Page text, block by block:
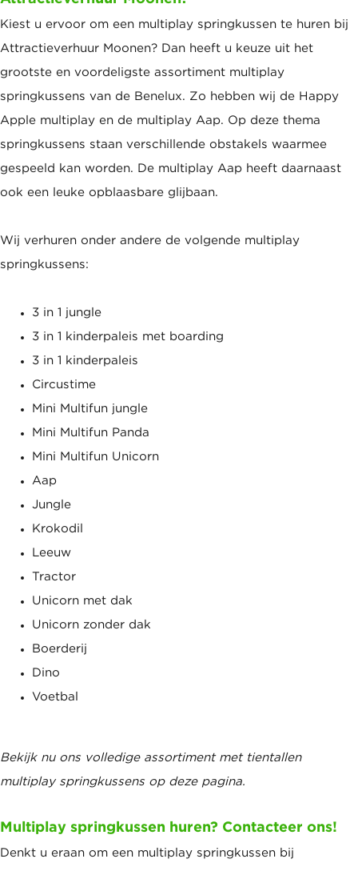
Kiest u ervoor om een multiplay springkussen te huren bij
Attractieverhuur Moonen? Dan heeft u keuze uit het
grootste en voordeligste assortiment multiplay
springkussens van de Benelux. Zo hebben wij de Happy
Apple multiplay en de multiplay Aap. Op deze thema
springkussens staan verschillende obstakels waarmee
gespeeld kan worden. De multiplay Aap heeft daarnaast
ook een leuke opblaasbare glijbaan.
Wij verhuren onder andere de volgende multiplay
springkussens:
3 in 1 jungle
3 in 1 kinderpaleis met boarding
3 in 1 kinderpaleis
Circustime
Mini Multifun jungle
Mini Multifun Panda
Mini Multifun Unicorn
Aap
Jungle
Krokodil
Leeuw
Tractor
Unicorn met dak
Unicorn zonder dak
Boerderij
Dino
Voetbal
Bekijk nu ons volledige assortiment met tientallen
multiplay springkussens op deze pagina.
Multiplay springkussen huren? Contacteer ons!
Denkt u eraan om een multiplay springkussen bij